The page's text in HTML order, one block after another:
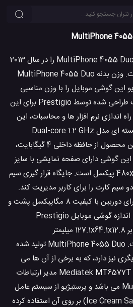
کمپانی پرستیژیو تلفن همراه MultiPhone 4055 Duo را در سال 2013
تولید و به بازار عرضه کرده است. وزن بدنه MultiPhone 4055 Duo
گرم. پرستیژیو این گوشی موبایل را با وزن مناسبی
تولید و عرضه کرده است. قالب طراحی شده توسط Prestigio برای این
اندازی نرم افزار ها و محاسبات، این
محصول از یک پردازنده دو هسته ای مدل Dual-core 1.2 GHz
Cortex-A9 بهره می گیرد. این محصول از حافظه داخلی 4 گیگابایت،
این گوشی دارای صفحه نمایشی با سایز
4.0 اینچ و وضوح تصویر 480x800 پیکسل است. جایگاه قرار گیری سیم
سیم کارت را برای کاربر مدیریت کند.
MultiPhone 4055 Duo دارای دوربین با کیفیت 8 مگاپیکسل پشت و
همچنین دوربین ثانویه است. اندازه گوشی موبایل Prestigio
MultiPhone 4055 Duo برابر 127.1x64.1x12.8 میلیمتر
(5.00x2.52x0.50 اینچ) است. MultiPhone 4055 Duo تولید شده
نیز دارد، که به برخی از آن ها می
توان اشاره کرد. چیپست مدل Mediatek MT6577T مدیر ارتباطات
درونی MultiPhone 4055 Duo می باشد و پرستیژیو از سیستم عامل
اندروید نسخه چهار (Ice Cream Sandwich) بر روی آن استفاده کرده